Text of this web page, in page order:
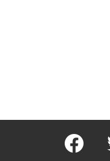
Facebook